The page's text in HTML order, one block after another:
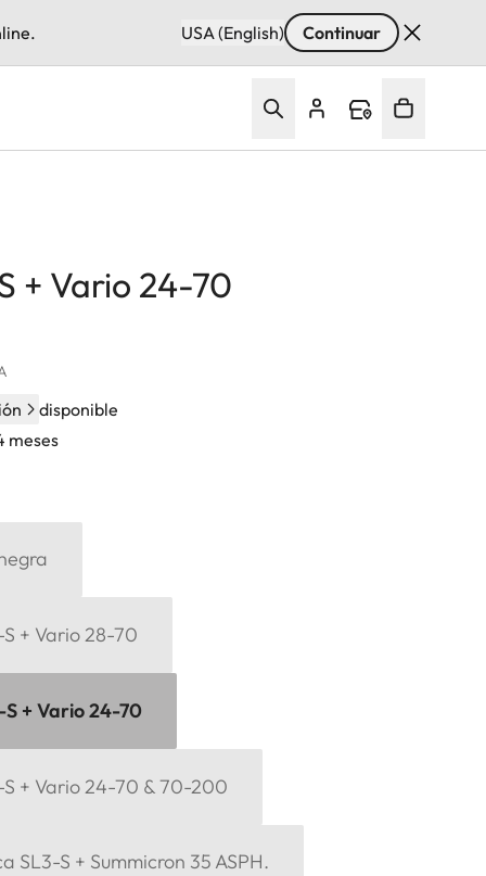
USA (English) Continuar
+ Vario 24-70
disponible
meses
+ Vario 28-70
+ Vario 24-70
+ Vario 24-70 & 70-200
SL3-S + Summicron 35 ASPH.